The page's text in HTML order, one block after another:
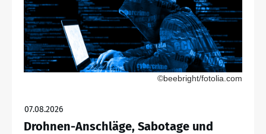
©beebright/fotolia.com
07.08.2026
Drohnen-Anschläge, Sabotage und